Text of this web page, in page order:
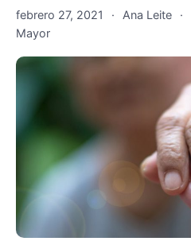
febrero 27, 2021 · Ana Leite ·
Mayor